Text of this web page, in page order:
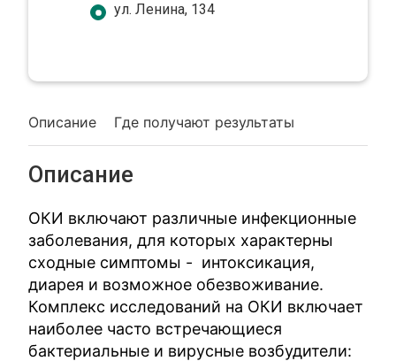
Описание Где получают результаты
Описание
ОКИ включают различные инфекционные
заболевания, для которых характерны
сходные симптомы - интоксикация,
диарея и возможное обезвоживание.
Комплекс исследований на ОКИ включает
наиболее часто встречающиеся
бактериальные и вирусные возбудители:
ул. Ленина, 134